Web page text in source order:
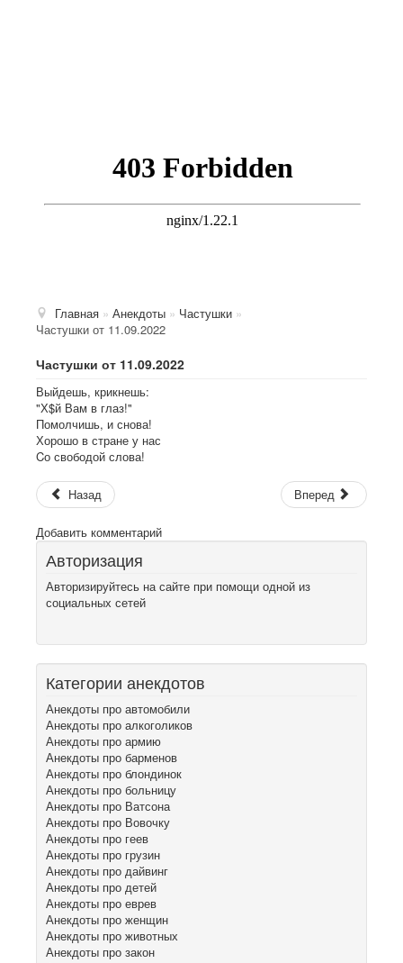
Главная » Анекдоты » Частушки »
Частушки от 11.09.2022
Частушки от 11.09.2022
Выйдешь, крикнешь:
"Х$й Вам в глаз!"
Помолчишь, и снова!
Хорошо в стране у нас
Cо свободой слова!
Назад Вперед
Добавить комментарий
Авторизация
Авторизируйтесь на сайте при помощи одной из
социальных сетей
Категории анекдотов
Анекдоты про автомобили
Анекдоты про алкоголиков
Анекдоты про армию
Анекдоты про барменов
Анекдоты про блондинок
Анекдоты про больницу
Анекдоты про Ватсона
Анекдоты про Вовочку
Анекдоты про геев
Анекдоты про грузин
Анекдоты про дайвинг
Анекдоты про детей
Анекдоты про еврев
Анекдоты про женщин
Анекдоты про животных
Анекдоты про закон